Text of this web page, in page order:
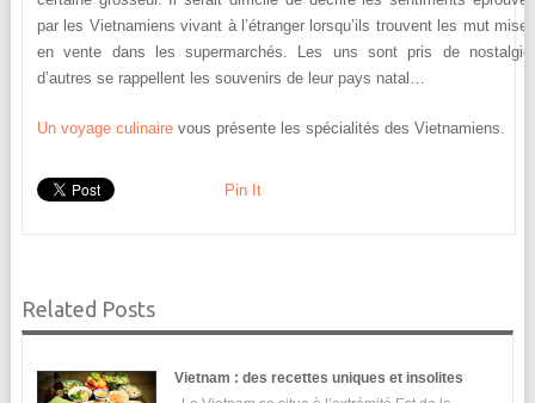
par les Vietnamiens vivant à l’étranger lorsqu’ils trouvent les mut mises
en vente dans les supermarchés. Les uns sont pris de nostalgie,
d’autres se rappellent les souvenirs de leur pays natal…
Un voyage culinairevous présente les spécialités des Vietnamiens.
Pin It
Related Posts
Vietnam : des recettes uniques et insolites